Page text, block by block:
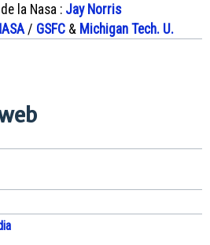
la Nasa : Jay Norris
/ GSFC & Michigan Tech. U.